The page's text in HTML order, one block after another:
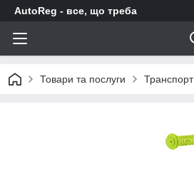
AutoReg - все, що треба
Товари та послуги Транспорт